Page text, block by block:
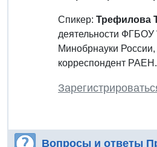
Спикер: Трефилова
деятельности ФГБОУ
Минобрнауки
корреспондент РАЕН.
Вопросы и ответы